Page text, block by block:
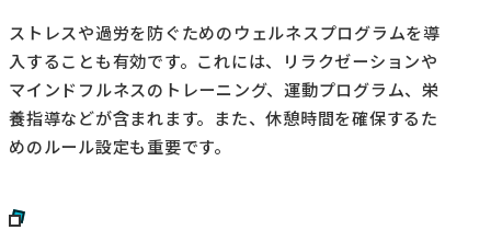
ストレスや過労を防ぐためのウェルネスプログラムを導
入することも有効です。これには、リラクゼーションや
マインドフルネスのトレーニング、運動プログラム、栄
養指導などが含まれます。また、休憩時間を確保するた
めのルール設定も重要です。